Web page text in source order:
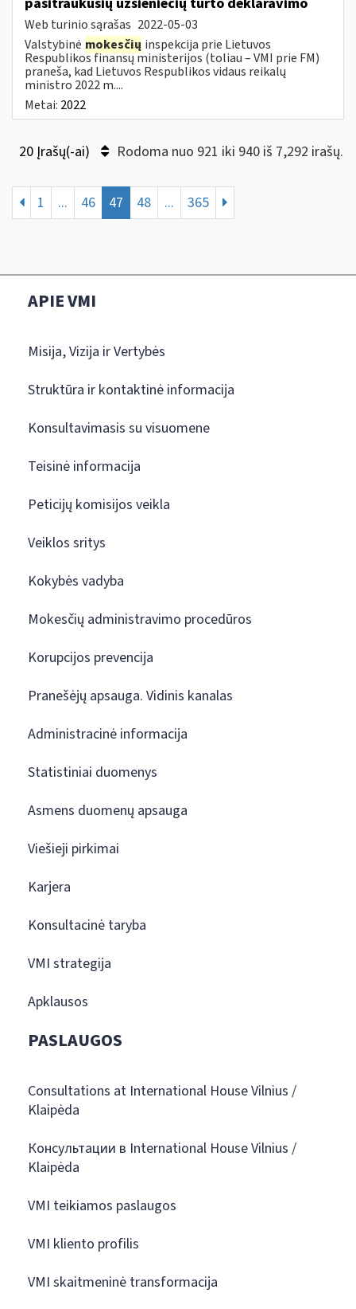
Web turinio sąrašas 2022-05-03
Valstybinė mokesčių inspekcija prie Lietuvos
Respublikos finansų ministerijos (toliau – VMI prie FM)
praneša, kad Lietuvos Respublikos vidaus reikalų
ministro 2022 m....
Metai: 2022
20 Įrašų(-ai) Rodoma nuo 921 iki 940 iš 7,292 irašų.
1 ... 46 47 48 ... 365
APIE VMI
Misija, Vizija ir Vertybės
Struktūra ir kontaktinė informacija
Konsultavimasis su visuomene
Teisinė informacija
Peticijų komisijos veikla
Veiklos sritys
Kokybės vadyba
Mokesčių administravimo procedūros
Korupcijos prevencija
Pranešėjų apsauga. Vidinis kanalas
Administracinė informacija
Statistiniai duomenys
Asmens duomenų apsauga
Viešieji pirkimai
Karjera
Konsultacinė taryba
VMI strategija
Apklausos
PASLAUGOS
Consultations at International House Vilnius /
Klaipėda
Консультации в International House Vilnius /
Klaipėda
VMI teikiamos paslaugos
VMI kliento profilis
VMI skaitmeninė transformacija